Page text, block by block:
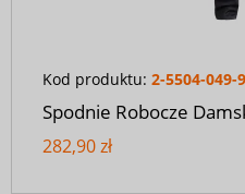
Kod produktu: 2-5504-049-
Spodnie Robocze
282,90 zł